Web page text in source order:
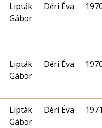
Lipták
Gábor
Déri Éva
Lipták
Gábor
Déri Éva
Lipták
Gábor
Déri Éva